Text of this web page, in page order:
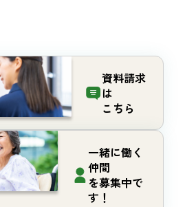
資料請求
は
こちら
一緒に働く
仲間
を募集中で
す！